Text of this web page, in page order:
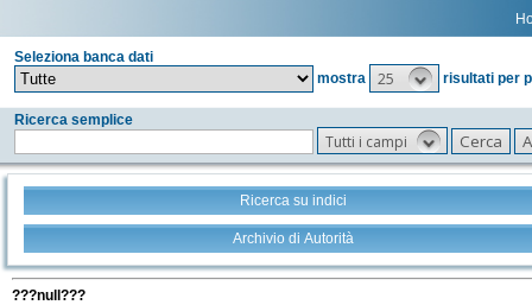
Seleziona banca dati
mostra
25 risultati per
Ricerca semplice
Tutti i campi
Ricerca su indici
Archivio di Autorità
???null???